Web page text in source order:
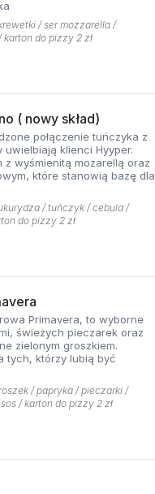
/ ser mozzarella /
do pizzy 2 zł
( nowy skład)
połączenie tuńczyka z
uwielbiają klienci Hyyper.
z wyśmienitą mozarellą oraz
które stanowią bazę dla
/ tuńczyk / cebula /
do pizzy 2 zł
Primavera, to wyborne
świeżych pieczarek oraz
zielonym groszkiem.
tych, którzy lubią być
/ papryka / pieczarki /
/ karton do pizzy 2 zł